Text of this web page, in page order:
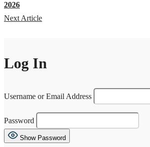
2026
Next Article
Log In
Username or Email Address
Password
Show Password